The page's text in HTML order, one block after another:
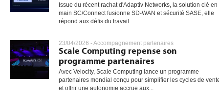
Issue du récent rachat d'Adaptiv Networks, la solution clé en
main SC/Connect fusionne SD-WAN et sécurité SASE, elle
répond aux défis du travail...
23/04/2026 -Accompagnement partenaires
Scale Computing repense son
programme partenaires
Avec Velocity, Scale Computing lance un programme
partenaires mondial conçu pour simplifier les cycles de
et offrir une autonomie accrue aux...